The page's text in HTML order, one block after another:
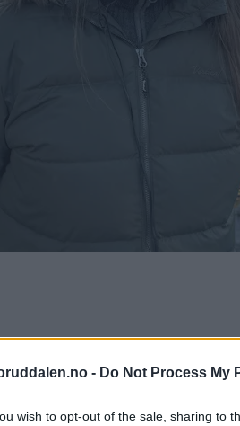
- Do Not Process My
wish to opt-out of the sale, sharing to
har omsider fått napp på